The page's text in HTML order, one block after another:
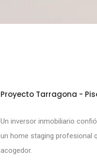
Proyecto Tarragona -
Un inversor inmobiliario
un home staging profesional
acogedor.